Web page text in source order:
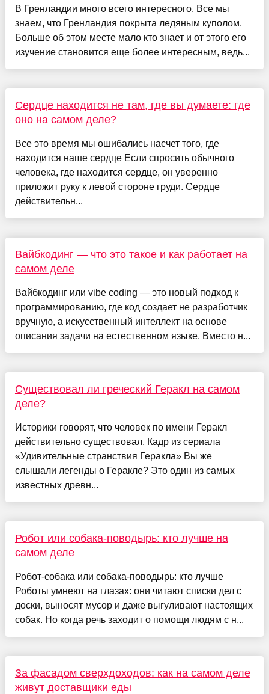
В Гренландии много всего интересного. Все мы
знаем, что Гренландия покрыта ледяным куполом.
Больше об этом месте мало кто знает и от этого его
изучение становится еще более интересным, ведь...
Сердце находится не там, где вы думаете: где
оно на самом деле?
Все это время мы ошибались насчет того, где
находится наше сердце Если спросить обычного
человека, где находится сердце, он уверенно
приложит руку к левой стороне груди. Сердце
действительн...
Вайбкодинг — что это такое и как работает на
самом деле
Вайбкодинг или vibe coding — это новый подход к
программированию, где код создает не разработчик
вручную, а искусственный интеллект на основе
описания задачи на естественном языке. Вместо н...
Существовал ли греческий Геракл на самом
деле?
Историки говорят, что человек по имени Геракл
действительно существовал. Кадр из сериала
«Удивительные странствия Геракла» Вы же
слышали легенды о Геракле? Это один из самых
известных древн...
Робот или собака-поводырь: кто лучше на
самом деле
Робот-собака или собака-поводырь: кто лучше
Роботы умнеют на глазах: они читают списки дел с
доски, выносят мусор и даже выгуливают настоящих
собак. Но когда речь заходит о помощи людям с н...
За фасадом сверхдоходов: как на самом деле
живут доставщики еды